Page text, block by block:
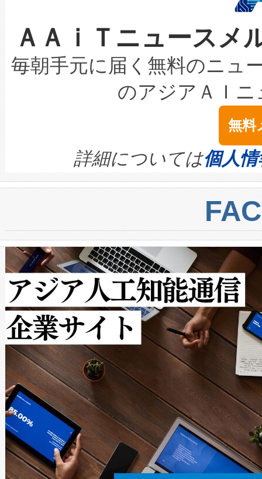
取得できる可能性もあります
設には、3億～4億ドルかか
最高経営責任者（CEO）であ
す。「当社のfully-connected
ームを利用すれば、6,000万
きます。この効率性は、フェ
限を超えて利用可能な電力容
持できるよう貢献します。こ
ービスレベル契約（SLA）違
テリー性能の劣化によるダウ
念は、現在データセンターが
ます。 Voltaiq provides a
quality and reliability for AI
BESS stack to ensure battery
centers. Voltaiqは、ai&のAI
からシステム統合、試運転、
クルの各段階のデータを監視
[…]
なレーザースポットにより、
な環境下でも豊かなディテー
キロメートル範囲を検出
LiDAR for Inspections,
は1535 nmレーザーを搭載。
イズの小径化を実現すること
す。ノーマルモードでは、
ートル先まで検出でき、これ
トに対して約600メートルに
では、反射率10％のターゲッ
で向上し、最大検知距離は
ットだけで最大1キロメート
ルの変電所周囲を監視でき、
作業と点群処理を簡素化でき
Avia 2は、2種類のFOVオプシ
× 80°のノーマルモード、長
ードを切り替えて使用するこ
ることなく、単一のデバイス
うにします。遠距離まで届く
ＡＡｉＴニュース
毎朝手元に届く無料のニュ
のアジアＡＩ
無料
詳細については個人